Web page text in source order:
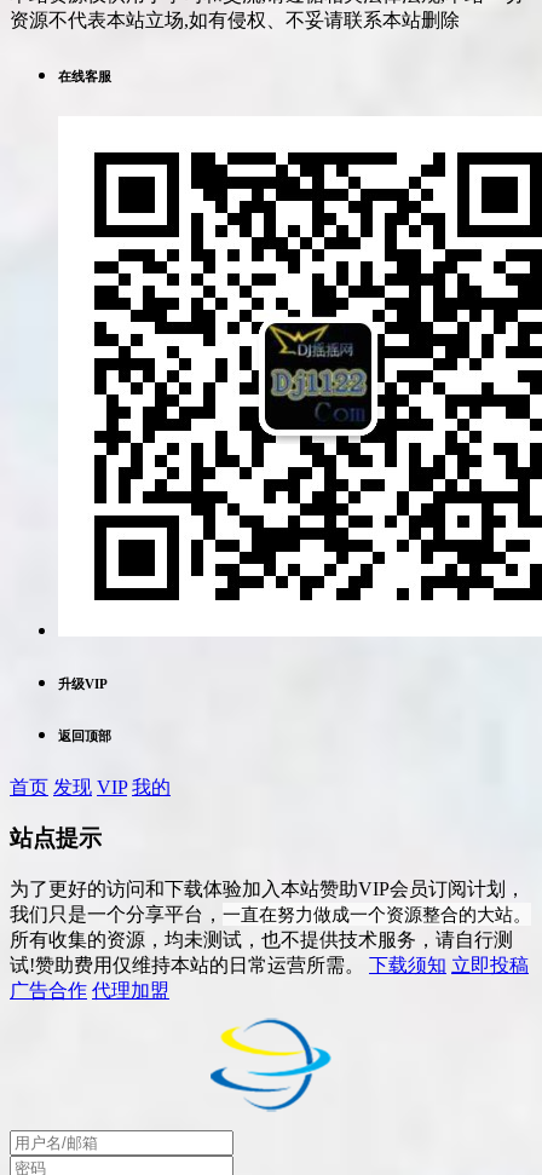
资源不代表本站立场,如有侵权、不妥请联系本站删除
在线客服
升级VIP
返回顶部
首页 发现 VIP 我的
站点提示
为了更好的访问和下载体验加入本站赞助VIP会员订阅计划，
我们只是一个分享平台， 一直在努力做成一个资源整合的大站。
所有收集的资源，均未测试，也不提供技术服务，请自行测
试!赞助费用仅维持本站的日常运营所需。 下载须知 立即投稿
广告合作 代理加盟